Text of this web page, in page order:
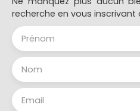
recherche en vous inscrivant
Prénom
Nom
Email